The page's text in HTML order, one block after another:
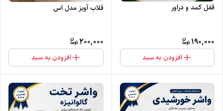
قفل کمد و دراور
190,000
افزودن به سبد
قلاب آویز مدل اس
200,000
افزودن به سبد